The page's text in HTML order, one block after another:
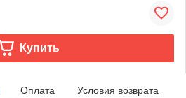
Купить
Оплата Условия возврата